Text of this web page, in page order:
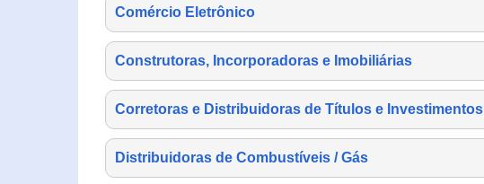
Comércio Eletrônico
Construtoras, Incorporadoras e Imobiliárias
Corretoras e Distribuidoras de Títulos e Investimentos
Distribuidoras de Combustíveis / Gás